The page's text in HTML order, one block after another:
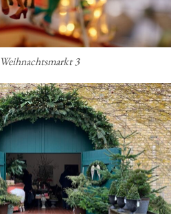
Weihnachtsmarkt 3